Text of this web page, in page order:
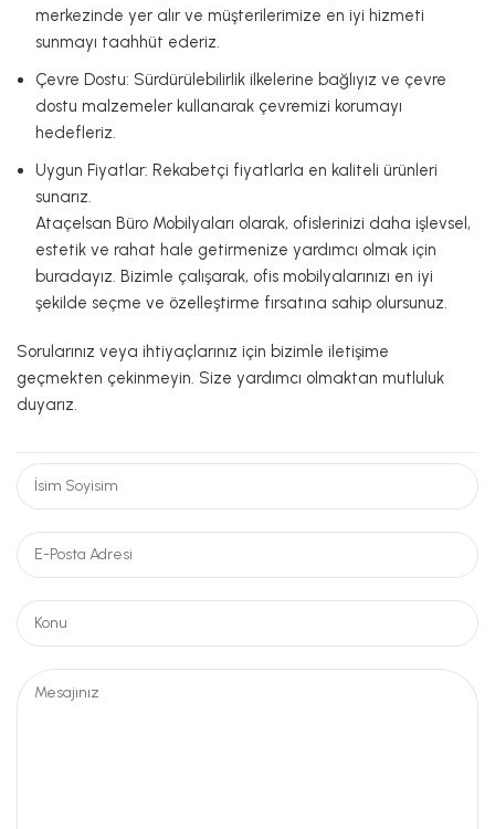
merkezinde yer alır ve müşterilerimize en iyi hizmeti
sunmayı taahhüt ederiz.
Çevre Dostu: Sürdürülebilirlik ilkelerine bağlıyız ve çevre
dostu malzemeler kullanarak çevremizi korumayı
hedefleriz.
Uygun Fiyatlar: Rekabetçi fiyatlarla en kaliteli ürünleri
sunarız.
Ataçelsan Büro Mobilyaları olarak, ofislerinizi daha işlevsel,
estetik ve rahat hale getirmenize yardımcı olmak için
buradayız. Bizimle çalışarak, ofis mobilyalarınızı en iyi
şekilde seçme ve özelleştirme fırsatına sahip olursunuz.
Sorularınız veya ihtiyaçlarınız için bizimle iletişime
geçmekten çekinmeyin. Size yardımcı olmaktan mutluluk
duyarız.